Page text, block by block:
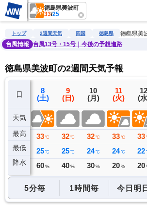
徳島県美波町
33/25
雨雲レーダー 台風情報 地震情報 警報・注
トップ 2週間天気 四国 徳島県
徳島県美
台風情報
台風13号・15号｜今後の予想進路
徳島県美波町の2週間天気予報
日
天気
最高
最低
降水
7
(金)
30 ℃
26 ℃
31ミリ
8
(土)
33 ℃
25 ℃
60 %
9
(日)
32 ℃
25 ℃
40 %
10
(月)
32 ℃
24 ℃
30 %
11
(火)
33 ℃
24 ℃
20 %
12
(
33
22
20
5分毎 1時間毎 今日明日